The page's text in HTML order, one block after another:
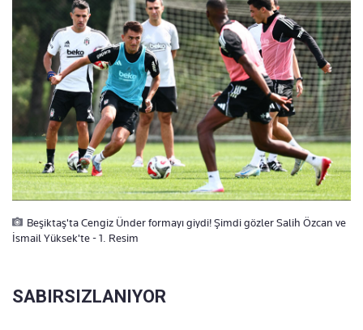
Beşiktaş'ta Cengiz Ünder formayı giydi! Şimdi gözler Salih Özcan ve
İsmail Yüksek'te - 1. Resim
SABIRSIZLANIYOR